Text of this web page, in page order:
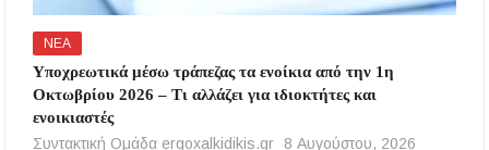
ΝΕΑ
Υποχρεωτικά μέσω τράπεζας τα ενοίκια από την 1η
Οκτωβρίου 2026 – Τι αλλάζει για ιδιοκτήτες και
ενοικιαστές
Συντακτική Ομάδα ergoxalkidikis.gr
8 Αυγούστου, 2026